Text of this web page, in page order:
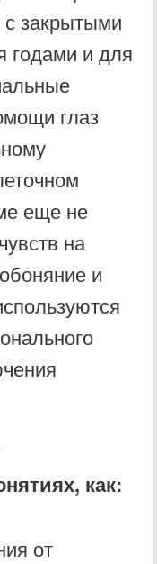
закрытыми
годами и для
глаз
еще не
на
и
как:
от